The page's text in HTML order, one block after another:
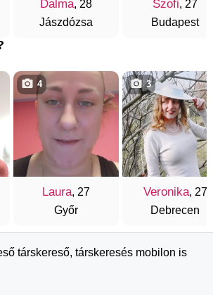
Dalma, 28
Jászdózsa
Szofi, 27
Budapest
Laura, 27
Győr
4
Veronika, 27
Debrecen
3
társkereső, társkeresés mobilon is